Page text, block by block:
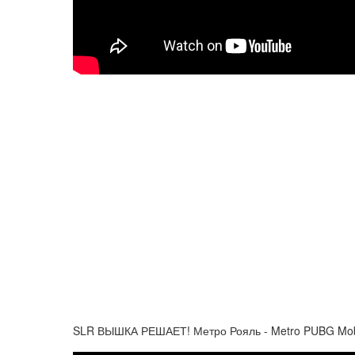
SLR ВЫШКА РЕШАЕТ! Метро Рояль - Metro PUBG